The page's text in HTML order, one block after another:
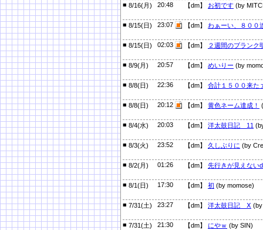
■ 8/16(月) 20:48 【dm】 お初です (by
■ 8/15(日) 23:07 【dm】 わぁーい、８００
■ 8/15(日) 02:03 【dm】 ２週間のブランク
■ 8/9(月) 20:57 【dm】 めいりー (by
■ 8/8(日) 22:36 【dm】 合計１５００来た
■ 8/8(日) 20:12 【dm】 黄色ネーム達成！
■ 8/4(水) 20:03 【dm】 洋太鼓日記 11
■ 8/3(火) 23:52 【dm】 久しぶりに (by
■ 8/2(月) 01:26 【dm】 先行きが見えない
■ 8/1(日) 17:30 【dm】 初 (by momose)
■ 7/31(土) 23:27 【dm】 洋太鼓日記 Ⅹ
■ 7/31(土) 21:30 【dm】 にやｗ (by SIN)